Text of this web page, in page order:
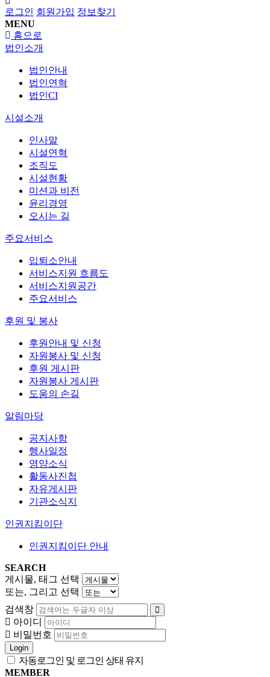
로그인 회원가입 정보찾기
MENU
홈으로
법인소개
법인안내
법인연혁
법인CI
시설소개
인사말
시설연혁
조직도
시설현황
미션과 비전
윤리경영
오시는 길
주요서비스
입퇴소안내
서비스지원 흐름도
서비스지원공간
주요서비스
후원 및 봉사
후원안내 및 신청
자원봉사 및 신청
후원 게시판
자원봉사 게시판
도움의 손길
알림마당
공지사항
행사일정
영양소식
활동사진첩
자유게시판
기관소식지
인권지킴이단
인권지킴이단 안내
SEARCH
게시물, 태그 선택
또는, 그리고 선택
검색창
아이디
비밀번호
Login
자동로그인 및 로그인 상태 유지
MEMBER